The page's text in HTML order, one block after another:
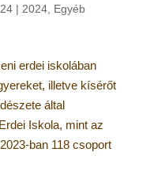
| 2024, Egyéb
erdei iskolában
illetve kísérőt
által
Iskola, mint az
ban 118 csoport